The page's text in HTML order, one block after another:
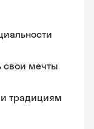
свои мечты
и традициям